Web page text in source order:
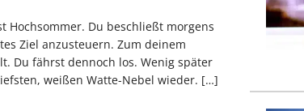
Hochsommer. Du beschließt morgens
Ziel anzusteuern. Zum deinem
Du fährst dennoch los. Wenig später
weißen Watte-Nebel wieder. […]